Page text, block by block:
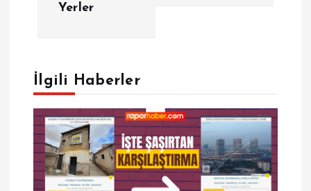
g
e
z
Yerler
İlgili Haberler